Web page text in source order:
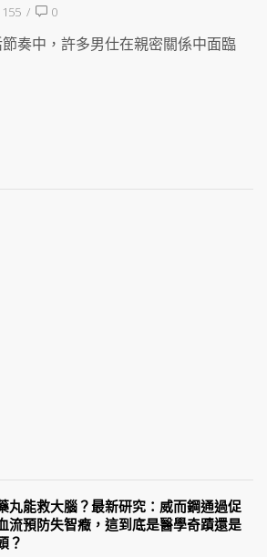
155 / 0
奏中，許多男仕在親密關係中面臨
丸能救大腦？最新研究：威而鋼通過促
流預防失智癥，這到底是醫學奇蹟還是
？